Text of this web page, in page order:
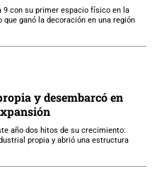
9 con su primer espacio físico en la
ganó la decoración en una región
y desembarcó en
año dos hitos de su crecimiento:
propia y abrió una estructura